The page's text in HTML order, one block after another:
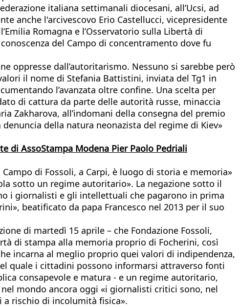
italiana settimanali diocesani, all’Ucsi, ad
anche l'arcivescovo Erio Castellucci, vicepresidente
Romagna e l’Osservatorio sulla Libertà di
del Campo di concentramento dove fu
oppresse dall’autoritarismo. Nessuno si sarebbe però
il nome di Stefania Battistini, inviata del Tg1 in
l’avanzata oltre confine. Una scelta per
di cattura da parte delle autorità russe, minaccia
Zakharova, all’indomani della consegna del premio
della natura neonazista del regime di Kiev»
di AssoStampa Modena Pier Paolo Pedriali
di Fossoli, a Carpi, è luogo di storia e memoria»
sotto un regime autoritario». La negazione sotto il
i giornalisti e gli intellettuali che pagarono in prima
beatificato da papa Francesco nel 2013 per il suo
di martedì 15 aprile – che Fondazione Fossoli,
di stampa alla memoria proprio di Focherini, così
incarna al meglio proprio quei valori di indipendenza,
quale i cittadini possono informarsi attraverso fonti
consapevole e matura - e un regime autoritario,
mondo ancora oggi «i giornalisti critici sono, nel
rischio di incolumità fisica».